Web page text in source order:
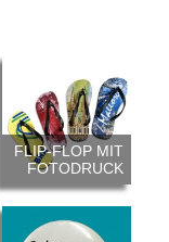
FLIP-FLOP MIT
FOTODRUCK